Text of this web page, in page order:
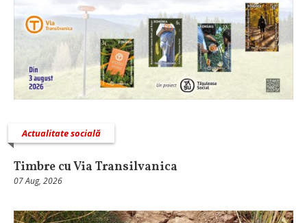
Actualitate socială
Timbre cu Via Transilvanica
07 Aug, 2026